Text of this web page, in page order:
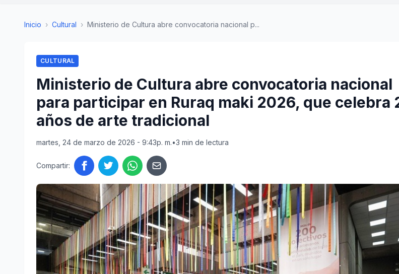
Inicio › Cultural › Ministerio de Cultura abre convocatoria nacional p...
CULTURAL
Ministerio de Cultura abre convocatoria nacional
para participar en Ruraq maki 2026, que celebra
años de arte tradicional
martes, 24 de marzo de 2026 - 9:43p. m.•3 min de lectura
Compartir: